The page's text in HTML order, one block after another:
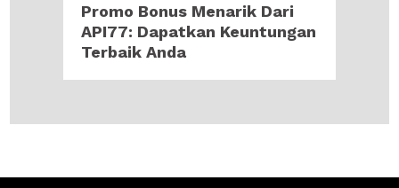
Promo Bonus Menarik Dari
API77: Dapatkan Keuntungan
Terbaik Anda